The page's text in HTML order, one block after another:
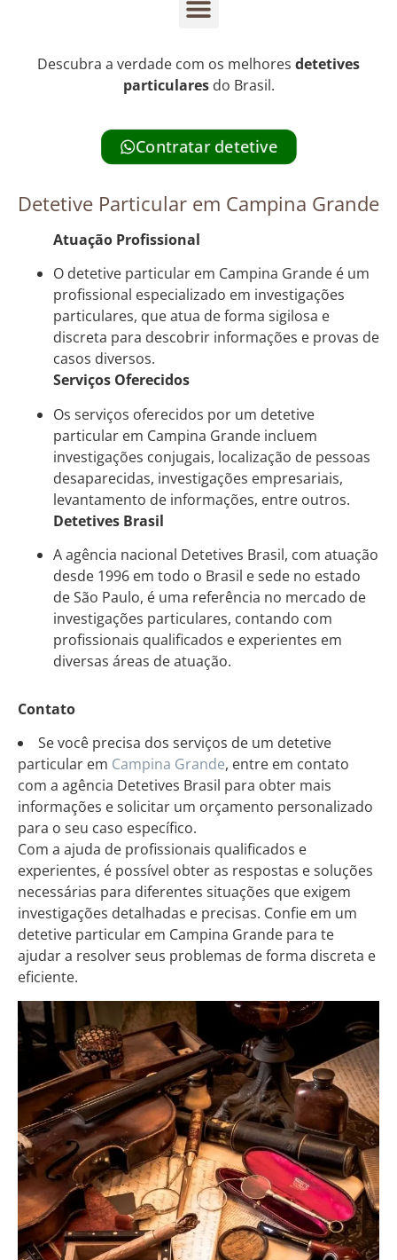
Descubra a verdade com os melhores detetives
particularesdo Brasil.
Contratar detetive
Detetive Particular em Campina Grande
Atuação Profissional
O detetive particular em Campina Grande é um
profissional especializado em investigações
particulares, que atua de forma sigilosa e
discreta para descobrir informações e provas de
casos diversos.
Serviços Oferecidos
Os serviços oferecidos por um detetive
particular em Campina Grande incluem
investigações conjugais, localização de pessoas
desaparecidas, investigações empresariais,
levantamento de informações, entre outros.
Detetives Brasil
A agência nacional Detetives Brasil, com atuação
desde 1996 em todo o Brasil e sede no estado
de São Paulo, é uma referência no mercado de
investigações particulares, contando com
profissionais qualificados e experientes em
diversas áreas de atuação.
Contato
Se você precisa dos serviços de um detetive
particular em Campina Grande, entre em contato
com a agência Detetives Brasil para obter mais
informações e solicitar um orçamento personalizado
para o seu caso específico.
Com a ajuda de profissionais qualificados e
experientes, é possível obter as respostas e soluções
necessárias para diferentes situações que exigem
investigações detalhadas e precisas. Confie em um
detetive particular em Campina Grande para te
ajudar a resolver seus problemas de forma discreta e
eficiente.